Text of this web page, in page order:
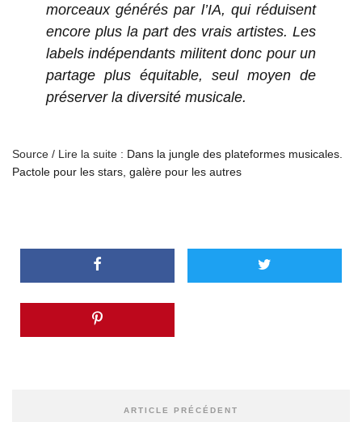
morceaux générés par l’IA, qui réduisent
encore plus la part des vrais artistes. Les
labels indépendants militent donc pour un
partage plus équitable, seul moyen de
préserver la diversité musicale.
Source / Lire la suite : Dans la jungle des plateformes musicales.
Pactole pour les stars, galère pour les autres
ARTICLE PRÉCÉDENT